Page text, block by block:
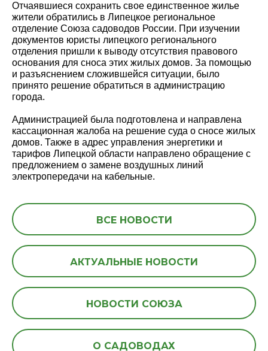
Отчаявшиеся сохранить свое единственное жилье
жители обратились в Липецкое региональное
отделение Союза садоводов России. При изучении
документов юристы липецкого регионального
отделения пришли к выводу отсутствия правового
основания для сноса этих жилых домов. За помощью
и разъяснением сложившейся ситуации, было
принято решение обратиться в администрацию
города.
Администрацией была подготовлена и направлена
кассационная жалоба на решение суда о сносе жилых
домов. Также в адрес управления энергетики и
тарифов Липецкой области направлено обращение с
предложением о замене воздушных линий
электропередачи на кабельные.
ВСЕ НОВОСТИ
АКТУАЛЬНЫЕ НОВОСТИ
НОВОСТИ СОЮЗА
О САДОВОДАХ